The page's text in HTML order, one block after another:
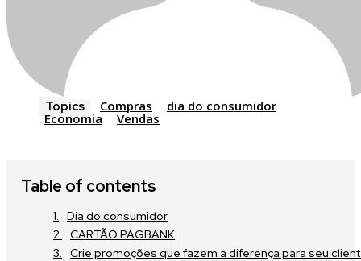
Topics Compras
dia do consumidor
Economia
Vendas
Table of contents
Dia do consumidor
CARTÃO PAGBANK
Crie promoções que fazem a diferença para seu